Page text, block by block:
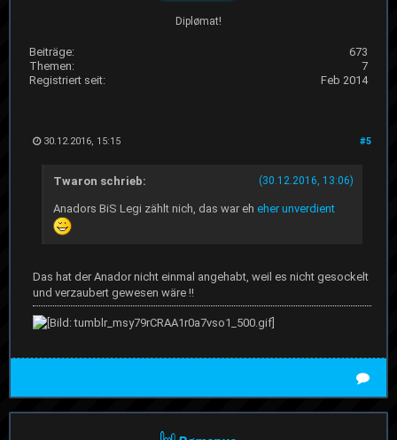
Diplømat!
Beiträge:
673
Themen:
7
Registriert seit:
Feb 2014
#5
30.12.2016, 15:15
(30.12.2016, 13:06)
Twaron schrieb:
Anadors BiS Legi zählt nich, das war eh eher unverdient
Das hat der Anador nicht einmal angehabt, weil es nicht gesockelt
und verzaubert gewesen wäre !!